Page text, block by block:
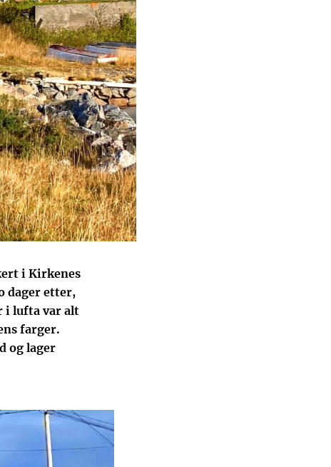
i Kirkenes
dager etter,
i lufta var alt
farger.
og lager